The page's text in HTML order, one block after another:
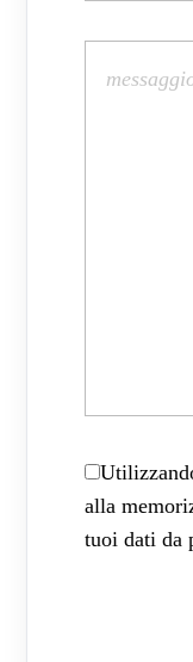
alla
tuoi dati da